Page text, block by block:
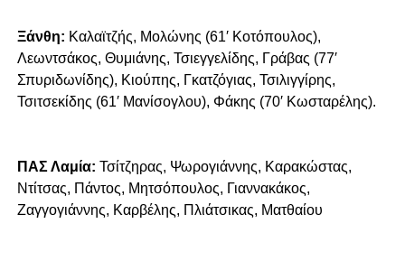
Ξάνθη: Καλαϊτζής, Μολώνης (61′ Κοτόπουλος),
Λεωντσάκος, Θυμιάνης, Τσιεγγελίδης, Γράβας (77′
Σπυριδωνίδης), Κιούπης, Γκατζόγιας, Τσιλιγγίρης,
Τσιτσεκίδης (61′ Μανίσογλου), Φάκης (70′ Κωσταρέλης).
ΠΑΣ Λαμία: Τσίτζηρας, Ψωρογιάννης, Καρακώστας,
Ντίτσας, Πάντος, Μητσόπουλος, Γιαννακάκος,
Ζαγγογιάννης, Καρβέλης, Πλιάτσικας, Ματθαίου